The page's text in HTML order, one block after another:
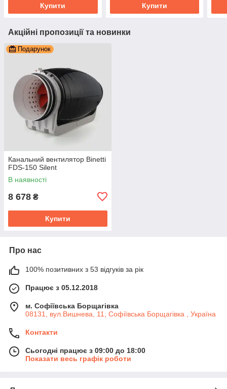
Купити Купити
Акційні пропозиції та новинки
Подарунок
Канальний вентилятор Binetti
FDS-150 Silent
В наявності
8 678 ₴
Купити
Про нас
100% позитивних з 53 відгуків за рік
Працює з 05.12.2018
м. Софіївська Борщагівка
08131, вул.Вишнева, 11, Софіївська Борщагівка , Україна
Контакти
Сьогодні працює з 09:00 до 18:00
Показати весь графік роботи